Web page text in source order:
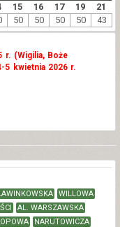
15 16 17 19 21
50 50 50 50 43
r. (Wigilia, Boże
5 kwietnia 2026 r.
WILLOWA
AL. WARSZAWSKA
NARUTOWICZA